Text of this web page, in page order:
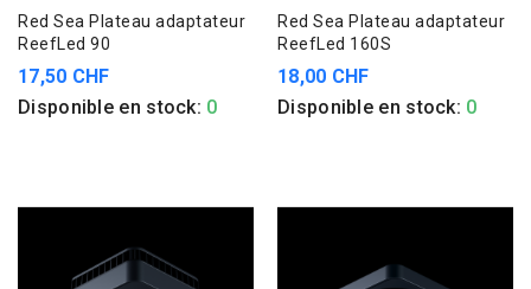
Red Sea Plateau adaptateur
ReefLed 90
17,50 CHF
Disponible en stock: 0
Red Sea Plateau adaptateur
ReefLed 160S
18,00 CHF
Disponible en stock: 0